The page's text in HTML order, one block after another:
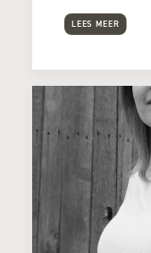
LEES MEER